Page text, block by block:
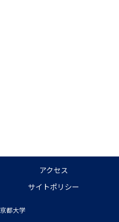
京都大学
アクセス
サイトポリシー